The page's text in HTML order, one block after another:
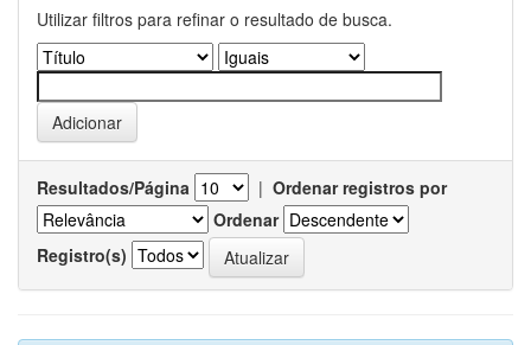
Utilizar filtros para refinar o resultado de busca.
Resultados/Página | Ordenar registros por
Ordenar
Registro(s)